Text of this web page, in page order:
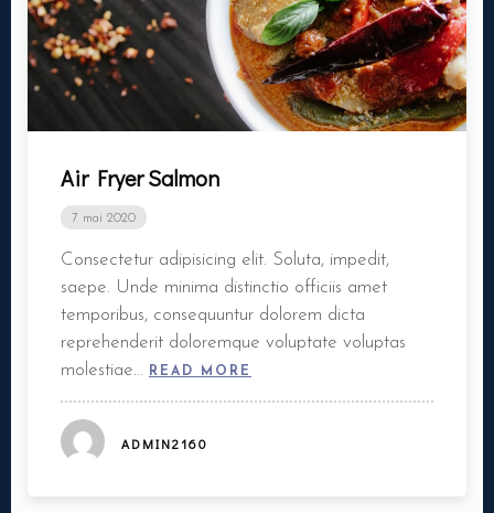
Air Fryer Salmon
7 mai 2020
Consectetur adipisicing elit. Soluta, impedit,
saepe. Unde minima distinctio officiis amet
temporibus, consequuntur dolorem dicta
reprehenderit doloremque voluptate voluptas
molestiae…
READ MORE
ADMIN2160